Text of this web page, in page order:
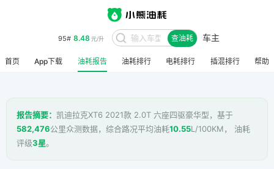
95# 8.48 元/升 查油耗 车主
首页 App下载 油耗报告 油耗排行 电耗排行 插混排行 帮助
报告摘要： 凯迪拉克XT6 2021款 2.0T 六座四驱豪华型，基于
582,476公里众测数据，综合路况平均油耗10.55L/100KM， 油耗
评级3星。